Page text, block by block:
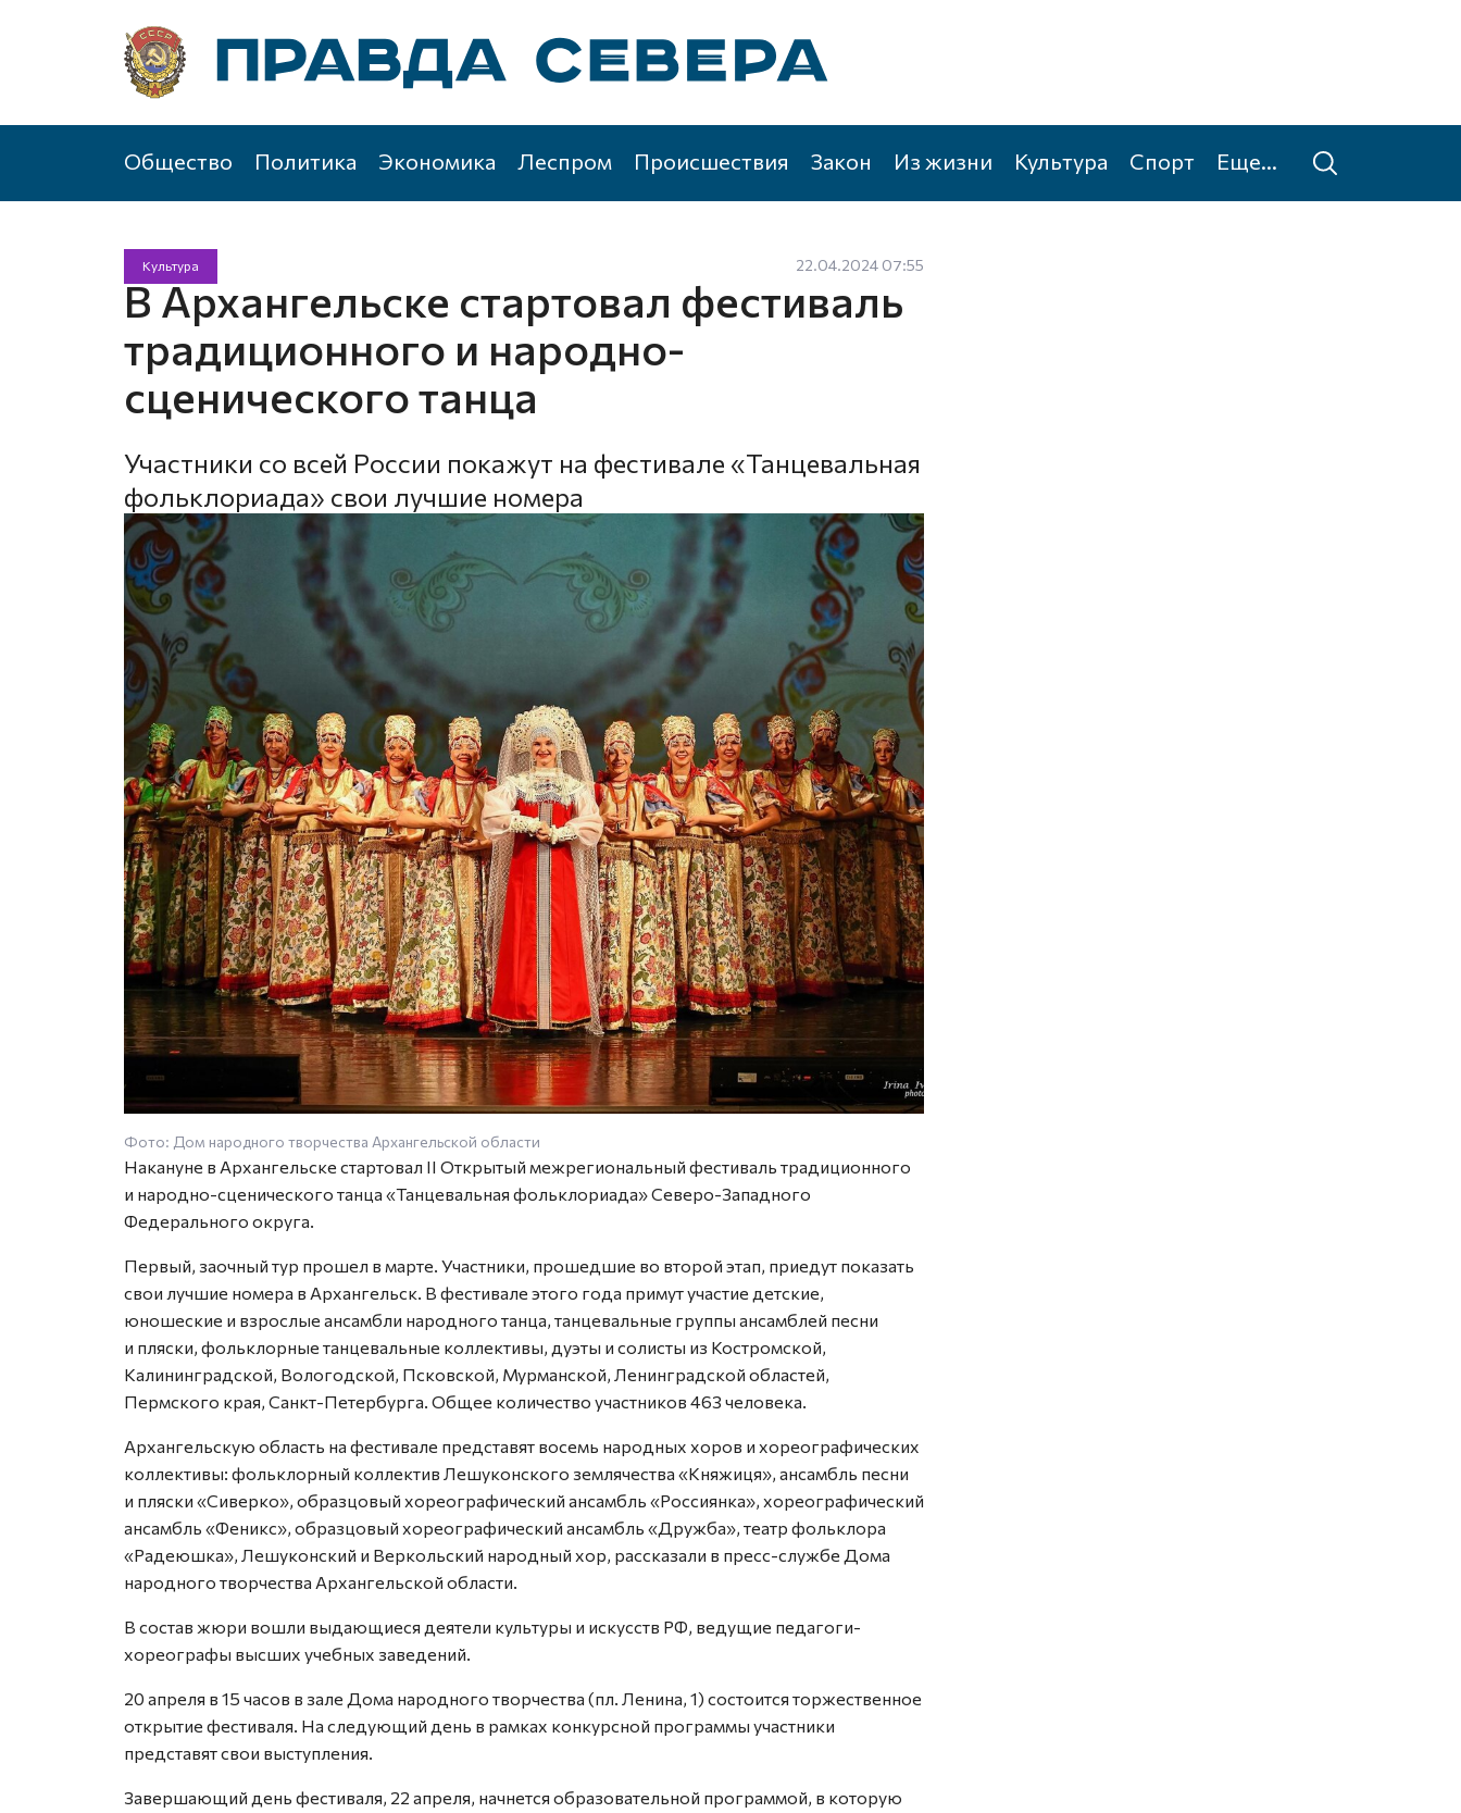
Общество Политика Экономика Леспром Происшествия Закон Из жизни Культура Спорт Еще...
Культура 22.04.2024 07:55
В Архангельске стартовал фестиваль
традиционного и народно-
сценического танца
Участники со всей России покажут на фестивале «Танцевальная
фольклориада» свои лучшие номера
Фото: Дом народного творчества Архангельской области
Накануне в Архангельске стартовал II Открытый межрегиональный фестиваль традиционного
и народно-сценического танца «Танцевальная фольклориада» Северо-Западного
Федерального округа.
Первый, заочный тур прошел в марте. Участники, прошедшие во второй этап, приедут показать
свои лучшие номера в Архангельск. В фестивале этого года примут участие детские,
юношеские и взрослые ансамбли народного танца, танцевальные группы ансамблей песни
и пляски, фольклорные танцевальные коллективы, дуэты и солисты из Костромской,
Калининградской, Вологодской, Псковской, Мурманской, Ленинградской областей,
Пермского края, Санкт-Петербурга. Общее количество участников 463 человека.
Архангельскую область на фестивале представят восемь народных хоров и хореографических
коллективы: фольклорный коллектив Лешуконского землячества «Княжиця», ансамбль песни
и пляски «Сиверко», образцовый хореографический ансамбль «Россиянка», хореографический
ансамбль «Феникс», образцовый хореографический ансамбль «Дружба», театр фольклора
«Радеюшка», Лешуконский и Веркольский народный хор, рассказали в пресс-службе Дома
народного творчества Архангельской области.
В состав жюри вошли выдающиеся деятели культуры и искусств РФ, ведущие педагоги-
хореографы высших учебных заведений.
20 апреля в 15 часов в зале Дома народного творчества (пл. Ленина, 1) состоится торжественное
открытие фестиваля. На следующий день в рамках конкурсной программы участники
представят свои выступления.
Завершающий день фестиваля, 22 апреля, начнется образовательной программой, в которую